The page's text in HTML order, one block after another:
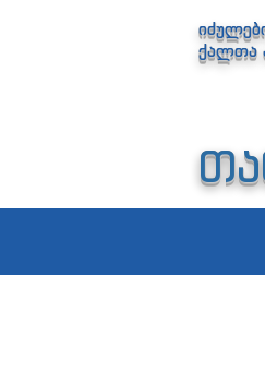
ქალთა